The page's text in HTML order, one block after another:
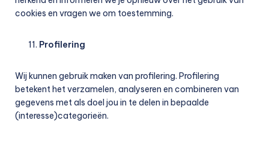
cookies en vragen we om toestemming.
Profilering
Wij kunnen gebruik maken van profilering. Profilering
betekent het verzamelen, analyseren en combineren van
gegevens met als doel jou in te delen in bepaalde
(interesse)categorieën.